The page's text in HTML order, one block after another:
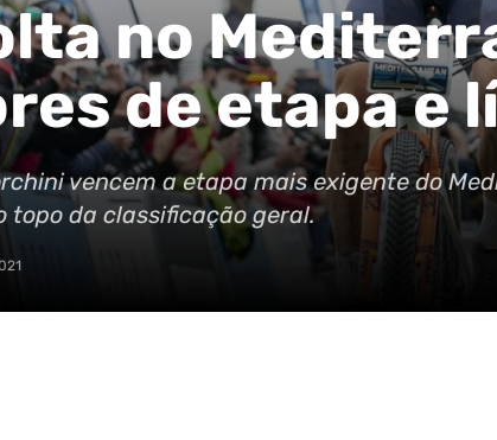
no
de etapa e
vencem a etapa mais exigente do
topo da classificação geral.